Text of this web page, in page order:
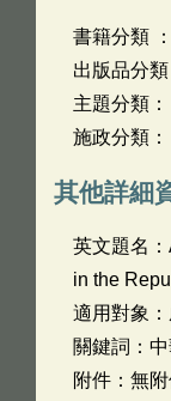
書籍分類
出版品分
主題分類：
施政分類：
其他詳細
英文題名：
in the
適用對象
關鍵詞：
附件：無